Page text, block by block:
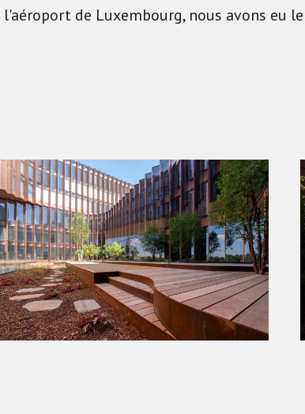
l'aéroport de Luxembourg, nous avons eu